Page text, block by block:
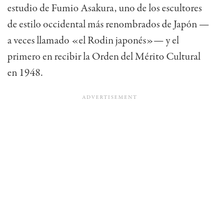
estudio de Fumio Asakura, uno de los escultores
de estilo occidental más renombrados de Japón —
a veces llamado «el Rodin japonés»— y el
primero en recibir la Orden del Mérito Cultural
en 1948.